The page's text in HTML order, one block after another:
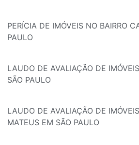
PERÍCIA DE IMÓVEIS NO BAIRRO
PAULO
LAUDO DE AVALIAÇÃO DE
SÃO PAULO
LAUDO DE AVALIAÇÃO DE
MATEUS EM SÃO PAULO